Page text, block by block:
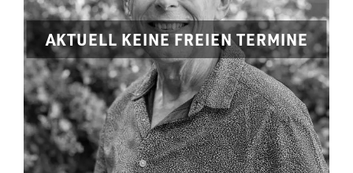
AKTUELL KEINE FREIEN TERMINE